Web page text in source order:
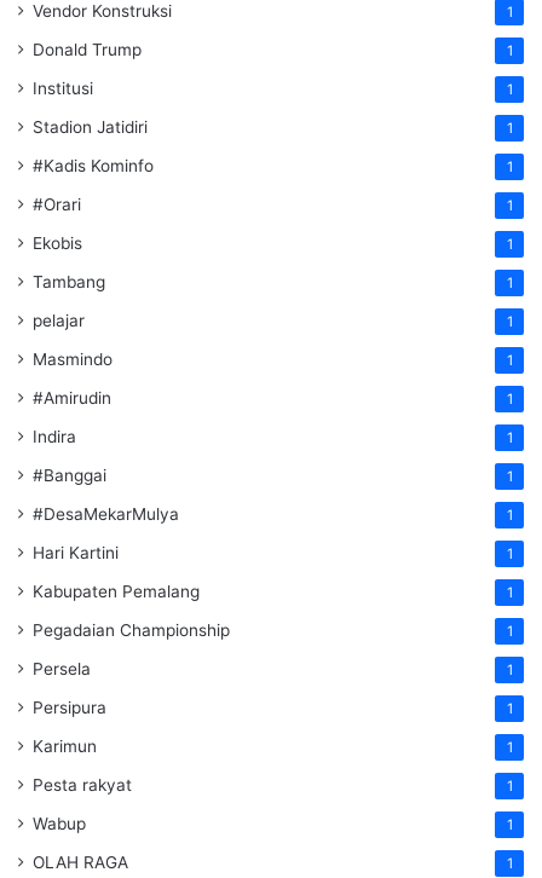
Vendor Konstruksi 1
Donald Trump 1
Institusi 1
Stadion Jatidiri 1
#Kadis Kominfo 1
#Orari 1
Ekobis 1
Tambang 1
pelajar 1
Masmindo 1
#Amirudin 1
Indira 1
#Banggai 1
#DesaMekarMulya 1
Hari Kartini 1
Kabupaten Pemalang 1
Pegadaian Championship 1
Persela 1
Persipura 1
Karimun 1
Pesta rakyat 1
Wabup 1
OLAH RAGA 1